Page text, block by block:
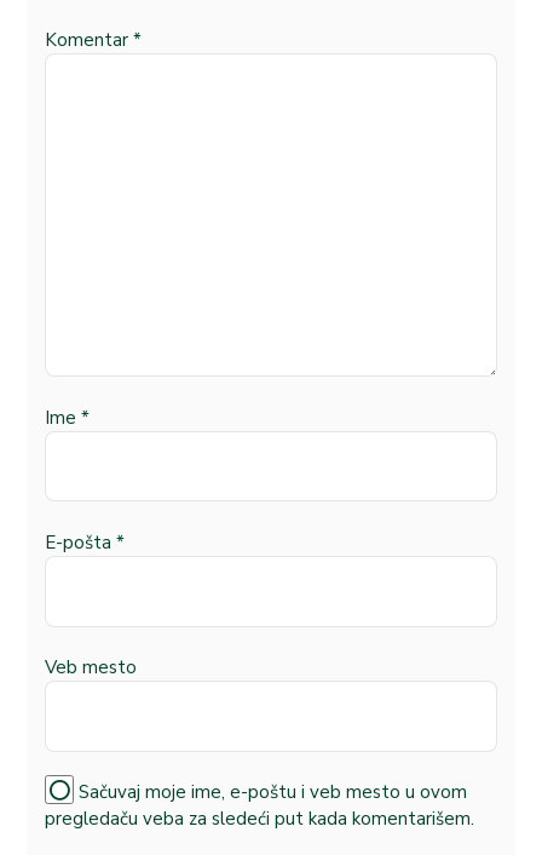
Komentar *
Ime *
E-pošta *
Veb mesto
Sačuvaj moje ime, e-poštu i veb mesto u ovom
pregledaču veba za sledeći put kada komentarišem.